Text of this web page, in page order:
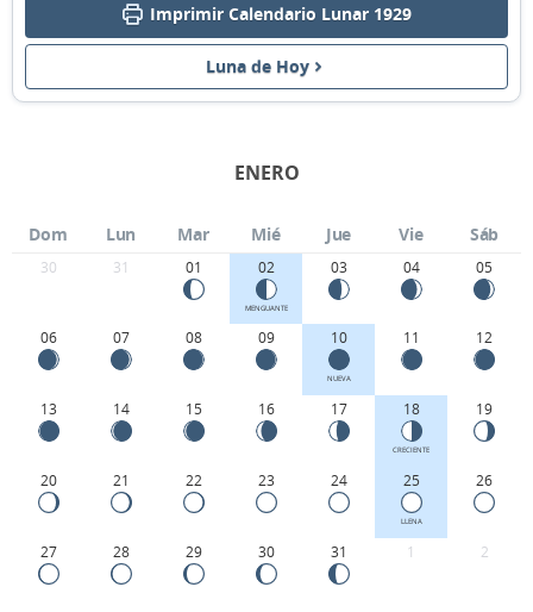
Imprimir Calendario Lunar 1929
Luna de Hoy
ENERO
Dom Lun Mar Mié Jue Vie Sáb
30 31 01 02
MENGUANTE
03 04 05
06 07 08 09 10
NUEVA
11 12
13 14 15 16 17 18
CRECIENTE
19
20 21 22 23 24 25
LLENA
26
27 28 29 30 31 1 2